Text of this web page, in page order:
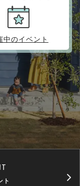
中のイベント
ト